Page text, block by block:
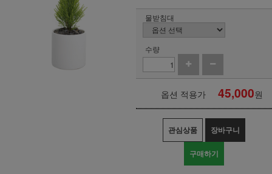
물받침대
수량
옵션 적용가 45,000원
관심상품 장바구니
구매하기